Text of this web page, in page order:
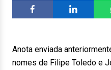
Anota enviada
nomes de Filipe Toledo e